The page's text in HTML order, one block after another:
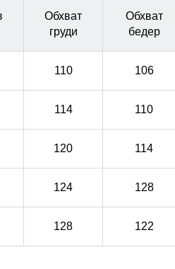
Обхват
груди
Обхват
бедер
110 106
114 110
120 114
124 128
128 122